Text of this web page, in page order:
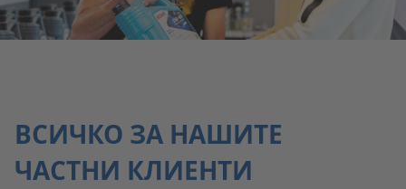
ВСИЧКО ЗА НАШИТЕ
ЧАСТНИ КЛИЕНТИ